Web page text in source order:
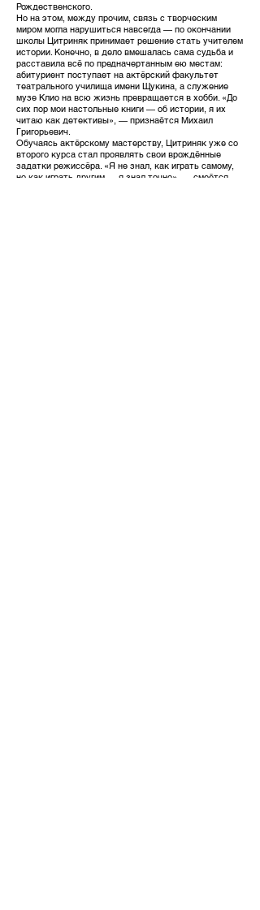
Рождественского.
Но на этом, между прочим, связь с творческим
миром могла нарушиться навсегда — по окончании
школы Цитриняк принимает решение стать учителем
истории. Конечно, в дело вмешалась сама судьба и
расставила всё по предначертанным ею местам:
абитуриент поступает на актёрский факультет
театрального училища имени Щукина, а служение
музе Клио на всю жизнь превращается в хобби. «До
сих пор мои настольные книги — об истории, я их
читаю как детективы», — признаётся Михаил
Григорьевич.
Обучаясь актёрскому мастерству, Цитриняк уже со
второго курса стал проявлять свои врождённые
задатки режиссёра. «Я не знал, как играть самому,
но как играть другим — я знал точно», — смеётся